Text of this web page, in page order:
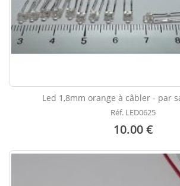
Led 1,8mm orange à câbler - par
Réf. LED0625
10.00 €